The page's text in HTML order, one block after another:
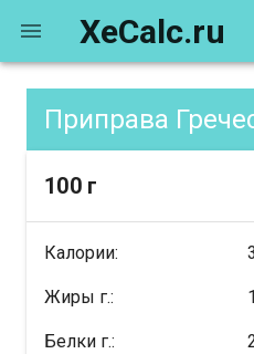
XeCalc.ru
100 г
Калории:
Жиры г.:
Белки г.: